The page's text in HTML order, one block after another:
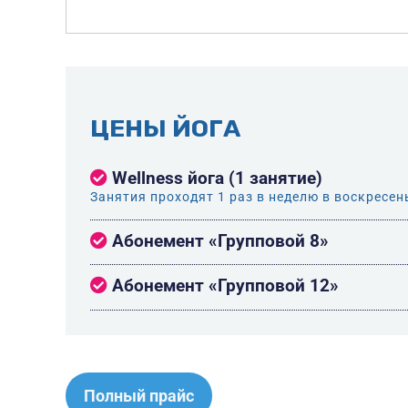
ЦЕНЫ ЙОГА
Wellness йога (1 занятие)
Занятия проходят 1 раз в неделю в
Абонемент «Групповой 8»
Абонемент «Групповой 12»
Полный прайс